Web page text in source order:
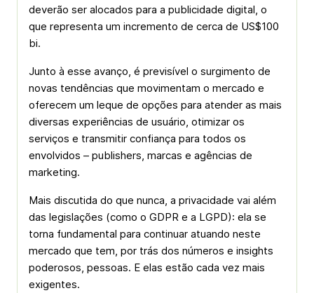
deverão ser alocados para a publicidade digital, o
que representa um incremento de cerca de US$100
bi.
Junto à esse avanço, é previsível o surgimento de
novas tendências que movimentam o mercado e
oferecem um leque de opções para atender as mais
diversas experiências de usuário, otimizar os
serviços e transmitir confiança para todos os
envolvidos – publishers, marcas e agências de
marketing.
Mais discutida do que nunca, a privacidade vai além
das legislações (como o GDPR e a LGPD): ela se
torna fundamental para continuar atuando neste
mercado que tem, por trás dos números e insights
poderosos, pessoas. E elas estão cada vez mais
exigentes.